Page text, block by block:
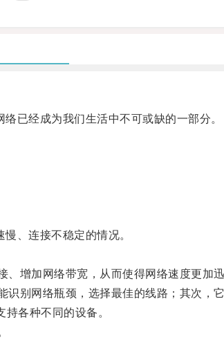
已经成为我们生活中不可或缺的一部分。
、连接不稳定的情况。
增加网络带宽，从而使得网络速度更加迅
网络瓶颈，选择最佳的线路；其次，
各种不同的设备。